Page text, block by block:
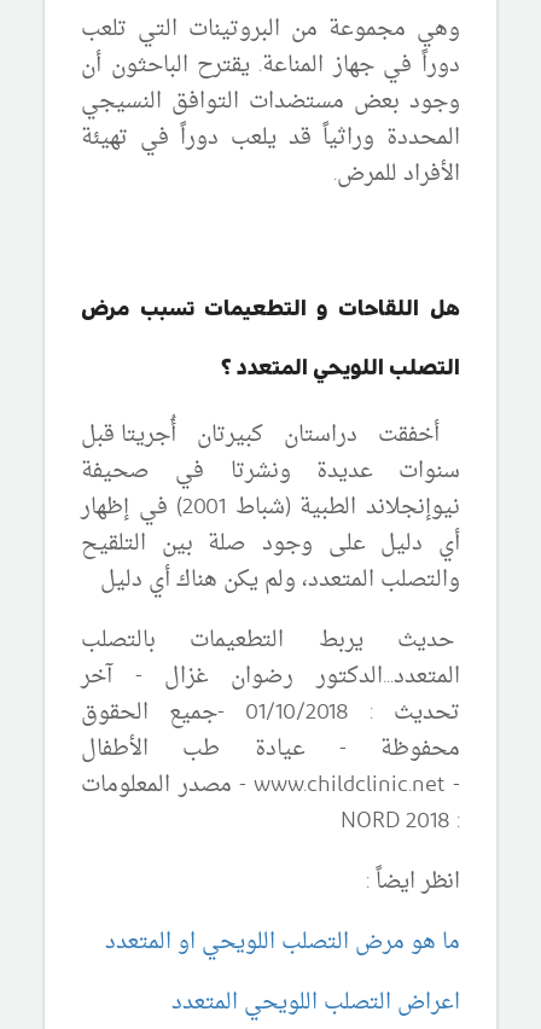
وهي مجموعة من البروتينات التي تلعب
دوراً في جهاز المناعة. يقترح الباحثون أن
وجود بعض مستضدات التوافق النسيجي
المحددة وراثياً قد يلعب دوراً في تهيئة
الأفراد للمرض.
هل اللقاحات و التطعيمات تسبب مرض
التصلب اللويحي المتعدد ؟
أخفقت دراستان كبيرتان أُجريتا قبل
سنوات عديدة
ونشرتا في صحيفة
نيوإنجلاند الطبية (شباط 2001) في إظهار
أي دليل على وجود صلة بين التلقيح
والتصلب المتعدد، ولم يكن هناك أي دليل
حديث يربط التطعيمات بالتصلب
المتعدد...الدكتور رضوان غزال - آخر
تحديث : 01/10/2018 -جميع الحقوق
محفوظة - عيادة طب الأطفال
- www.childclinic.net - مصدر المعلومات
: NORD 2018
انظر ايضاً :
ما هو مرض التصلب اللويحي او المتعدد
اعراض التصلب اللويحي المتعدد